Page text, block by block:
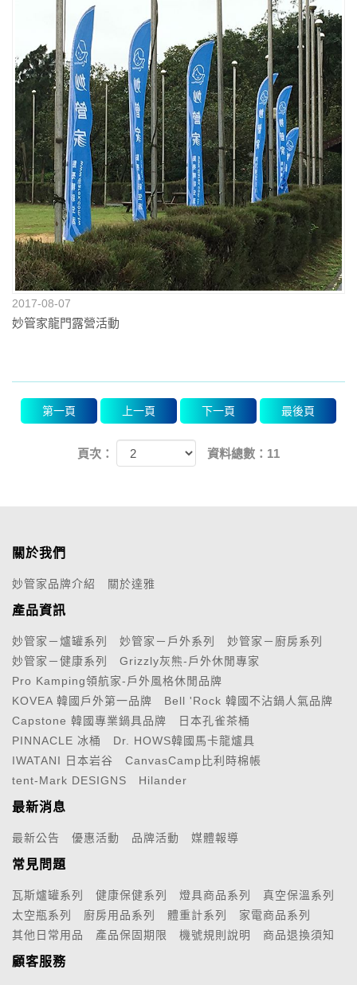
2017-08-07
妙管家龍門露營活動
第一頁 上一頁 下一頁 最後頁
頁次： 資料總數：11
關於我們
妙管家品牌介紹 關於達雅
產品資訊
妙管家－爐罐系列 妙管家－戶外系列
妙管家－廚房系列
妙管家－健康系列
Grizzly灰熊-戶外休閒專家
Pro Kamping領航家-戶外風格休閒品牌
KOVEA 韓國戶外第一品牌
Bell 'Rock 韓國不沾鍋人氣品牌
Capstone 韓國專業鍋具品牌
日本孔雀茶桶
PINNACLE 冰桶
Dr. HOWS韓國馬卡龍爐具
IWATANI 日本岩谷
CanvasCamp比利時棉帳
tent-Mark DESIGNS
Hilander
最新消息
最新公告 優惠活動 品牌活動 媒體報導
常見問題
瓦斯爐罐系列 健康保健系列 燈具商品系列
真空保溫系列
太空瓶系列
廚房用品系列 體重計系列
家電商品系列
其他日常用品
產品保固期限 機號規則說明 商品退換須知
顧客服務